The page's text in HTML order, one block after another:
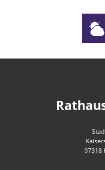
97318